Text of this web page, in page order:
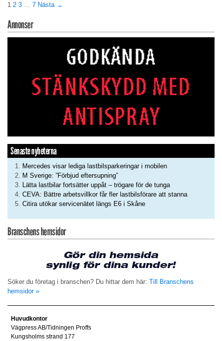
1 2 3 7 Nästa →
Annonser
Senaste nyheterna
Mercedes visar lediga lastbilsparkeringar i mobilen
M Sverige: ”Förbjud eftersupning”
Lätta lastbilar fortsätter uppåt – trögare för de tunga
CEVA: Bättre arbetsvillkor får fler lastbilsförare att stanna
Citira utökar servicenätet längs E6 i Skåne
Branschens hemsidor
Söker du företag i branschen? Du hittar dem här: Till Branschens
hemsidor »
Huvudkontor
Vägpress AB/Tidningen Proffs
Kungsholms strand 177